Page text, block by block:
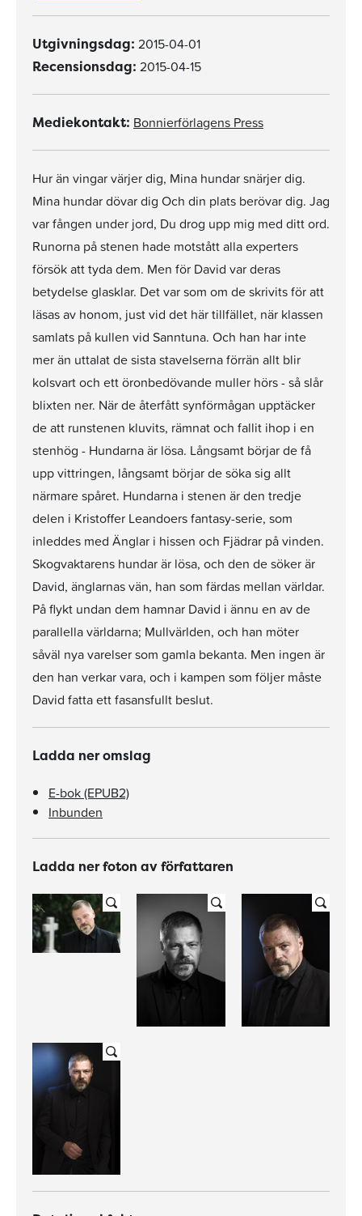
Utgivningsdag: 2015-04-01
Recensionsdag: 2015-04-15
Mediekontakt: Bonnierförlagens Press
Hur än vingar värjer dig, Mina hundar snärjer dig.
Mina hundar dövar dig Och din plats berövar dig. Jag
var fången under jord, Du drog upp mig med ditt ord.
Runorna på stenen hade motstått alla experters
försök att tyda dem. Men för David var deras
betydelse glasklar. Det var som om de skrivits för att
läsas av honom, just vid det här tillfället, när klassen
samlats på kullen vid Sanntuna. Och han har inte
mer än uttalat de sista stavelserna förrän allt blir
kolsvart och ett öronbedövande muller hörs - så slår
blixten ner. När de återfått synförmågan upptäcker
de att runstenen kluvits, rämnat och fallit ihop i en
stenhög - Hundarna är lösa. Långsamt börjar de få
upp vittringen, långsamt börjar de söka sig allt
närmare spåret. Hundarna i stenen är den tredje
delen i Kristoffer Leandoers fantasy-serie, som
inleddes med Änglar i hissen och Fjädrar på vinden.
Skogvaktarens hundar är lösa, och den de söker är
David, änglarnas vän, han som färdas mellan världar.
På flykt undan dem hamnar David i ännu en av de
parallella världarna; Mullvärlden, och han möter
såväl nya varelser som gamla bekanta. Men ingen är
den han verkar vara, och i kampen som följer måste
David fatta ett fasansfullt beslut.
Ladda ner omslag
E-bok (EPUB2)
Inbunden
Ladda ner foton av författaren